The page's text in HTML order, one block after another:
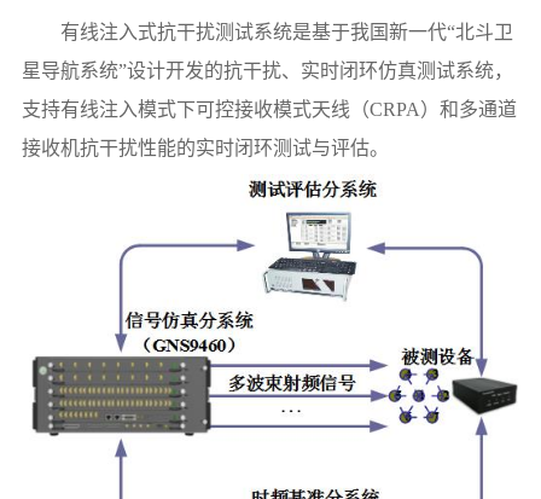
有线注入式抗干扰测试系统是基于我国新一代“北斗卫
星导航系统”设计开发的抗干扰、实时闭环仿真测试系统，
支持有线注入模式下可控接收模式天线（CRPA）和多通道
接收机抗干扰性能的实时闭环测试与评估。